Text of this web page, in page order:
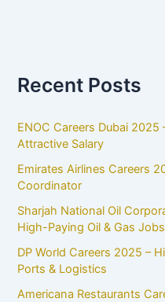
Recent Posts
ENOC Careers Dubai
Attractive Salary
Emirates Airlines Careers
Coordinator
Sharjah National Oil
High-Paying Oil & Gas
DP World Careers 2025 –
Ports & Logistics
Americana Restaurants